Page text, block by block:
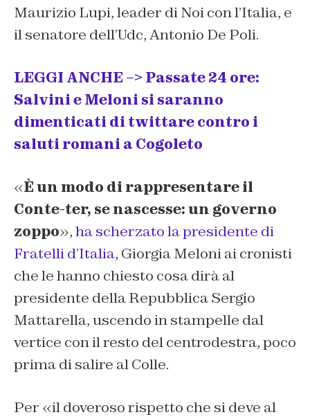
Maurizio Lupi, leader di Noi con l’Italia, e
il senatore dell’Udc, Antonio De Poli.
LEGGI ANCHE –> Passate 24 ore:
Salvini e Meloni si saranno
dimenticati di twittare contro i
saluti romani a Cogoleto
«È un modo di rappresentare il
Conte-ter, se nascesse: un governo
zoppo»,ha scherzato la presidente di
Fratelli d’Italia, Giorgia Meloni ai cronisti
che le hanno chiesto cosa dirà al
presidente della Repubblica Sergio
Mattarella, uscendo in stampelle dal
vertice con il resto del centrodestra, poco
prima di salire al Colle.
Per «il doveroso rispetto che si deve al